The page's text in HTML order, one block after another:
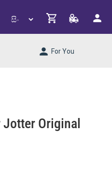
For You
Original